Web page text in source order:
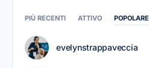
PIÙ RECENTI ATTIVO POPOLARE
evelynstrappaveccia